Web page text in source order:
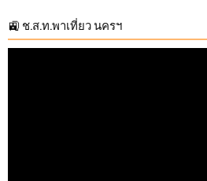
🚉 ช.ส.ท.พาเที่ยว นครฯ